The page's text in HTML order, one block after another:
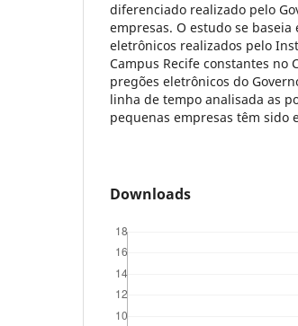
diferenciado realizado pelo
empresas. O estudo se
eletrônicos realizados pelo
Campus Recife constantes no
pregões eletrônicos do
linha de tempo analisada as
pequenas empresas têm sido
Downloads